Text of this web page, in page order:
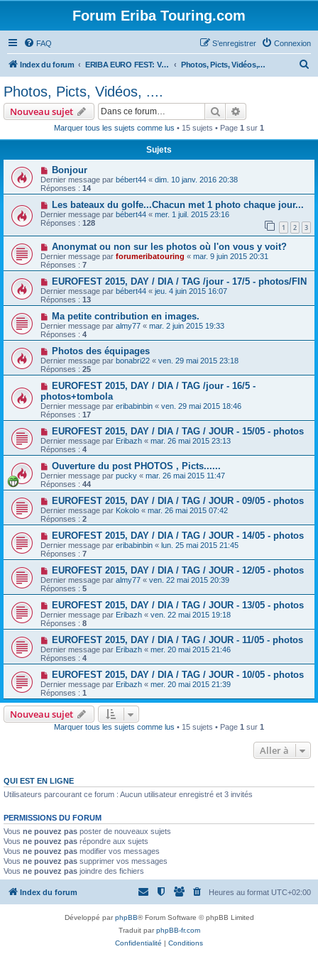
Forum Eriba Touring.com
FAQ Connexion
S’enregistrer
Index du forum ERIBA EURO FEST: VILLAGE GOLFE DU MORBIHAN 2015 Photos, Picts, Vidéos, ....
Photos, Picts, Vidéos, ....
Nouveau sujet Rechercher
Marquer tous les sujets comme lus • 15 sujets • Page 1 sur 1
Sujets
Bonjour
Dernier message par bébert44 « dim. 10 janv. 2016 20:38
Réponses : 14
Les bateaux du golfe...Chacun met 1 photo chaque jour...
Dernier message par bébert44 « mer. 1 juil. 2015 23:16
Réponses : 128 1 2 3
Anonymat ou non sur les photos où l'on vous y voit?
Dernier message par forumeribatouring « mar. 9 juin 2015 20:31
Réponses : 7
EUROFEST 2015, DAY / DIA / TAG /jour - 17/5 - photos/FIN
Dernier message par bébert44 « jeu. 4 juin 2015 16:07
Réponses : 13
Ma petite contribution en images.
Dernier message par almy77 « mar. 2 juin 2015 19:33
Réponses : 4
Photos des équipages
Dernier message par bonabri22 « ven. 29 mai 2015 23:18
Réponses : 25
EUROFEST 2015, DAY / DIA / TAG /jour - 16/5 -
photos+tombola
Dernier message par eribabinbin « ven. 29 mai 2015 18:46
Réponses : 17
EUROFEST 2015, DAY / DIA / TAG / JOUR - 15/05 - photos
Dernier message par Eribazh « mar. 26 mai 2015 23:13
Réponses : 4
Ouverture du post PHOTOS , Picts......
Dernier message par pucky « mar. 26 mai 2015 11:47
Réponses : 44
EUROFEST 2015, DAY / DIA / TAG / JOUR - 09/05 - photos
Dernier message par Kokolo « mar. 26 mai 2015 07:42
Réponses : 2
EUROFEST 2015, DAY / DIA / TAG / JOUR - 14/05 - photos
Dernier message par eribabinbin « lun. 25 mai 2015 21:45
Réponses : 7
EUROFEST 2015, DAY / DIA / TAG / JOUR - 12/05 - photos
Dernier message par almy77 « ven. 22 mai 2015 20:39
Réponses : 5
EUROFEST 2015, DAY / DIA / TAG / JOUR - 13/05 - photos
Dernier message par Eribazh « ven. 22 mai 2015 19:18
Réponses : 8
EUROFEST 2015, DAY / DIA / TAG / JOUR - 11/05 - photos
Dernier message par Eribazh « mer. 20 mai 2015 21:46
Réponses : 4
EUROFEST 2015, DAY / DIA / TAG / JOUR - 10/05 - photos
Dernier message par Eribazh « mer. 20 mai 2015 21:39
Réponses : 1
Nouveau sujet
Marquer tous les sujets comme lus • 15 sujets • Page 1 sur 1
Aller à
QUI EST EN LIGNE
Utilisateurs parcourant ce forum : Aucun utilisateur enregistré et 3 invités
PERMISSIONS DU FORUM
Vous ne pouvez pas poster de nouveaux sujets
Vous ne pouvez pas répondre aux sujets
Vous ne pouvez pas modifier vos messages
Vous ne pouvez pas supprimer vos messages
Vous ne pouvez pas joindre des fichiers
Index du forum Heures au format UTC+02:00
Développé parphpBB® Forum Software © phpBB Limited
Traduit parphpBB-fr.com
Confidentialité | Conditions